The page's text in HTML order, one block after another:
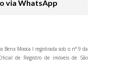
via WhatsApp
Benx Mooca I registrada sob o n° 9 da
de Registro de imóveis de São